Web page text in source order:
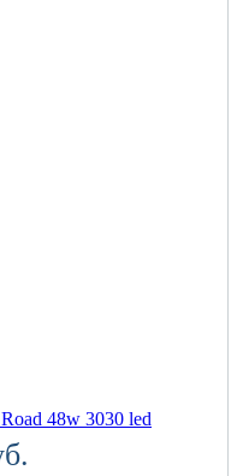
48w 3030 led